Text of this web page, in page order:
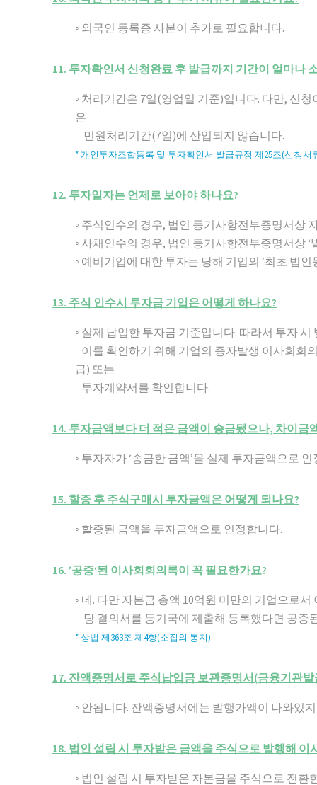
◦ 외국인 등록증 사본이 추가로 필요합니다.
11. 투자확인서 신청완료 후 발급까지 기간이 얼마나
◦ 처리기간은 7일(영업일 기준)입니다. 다만, 신
은
민원처리기간(7일)에 산입되지 않습니다.
* 개인투자조합등록 및 투자확인서 발급규정 제25조(신청서
12. 투자일자는 언제로 보아야 하나요?
◦ 주식인수의 경우, 법인 등기사항전부증명서상
◦ 사채인수의 경우, 법인 등기사항전부증명서상 ‘
◦ 예비기업에 대한 투자는 당해 기업의 ‘최초 법인
13. 주식 인수시 투자금 기입은 어떻게 하나요?
◦ 실제 납입한 투자금 기준입니다. 따라서 투자
이를 확인하기 위해 기업의 증자발생 이사회회
급) 또는
투자계약서를 확인합니다.
14. 투자금액보다 더 적은 금액이 송금됐으나, 차이
◦ 투자자가 ‘송금한 금액’을 실제 투자금액으로
15. 할증 후 주식구매시 투자금액은 어떻게 되나요?
◦ 할증된 금액을 투자금액으로 인정합니다.
16. ’공증‘된 이사회회의록이 꼭 필요한가요?
◦ 네. 다만 자본금 총액 10억원 미만의 기업으로
당 결의서를 등기국에 제출해 등록했다면 공증
* 상법 제363조 제4항(소집의 통지)
17. 잔액증명서로 주식납입금 보관증명서(금융기관
◦ 안됩니다. 잔액증명서에는 발행가액이 나와있
18. 법인 설립 시 투자받은 금액을 주식으로 발행해
◦ 법인 설립 시 투자받은 자본금을 주식으로 전